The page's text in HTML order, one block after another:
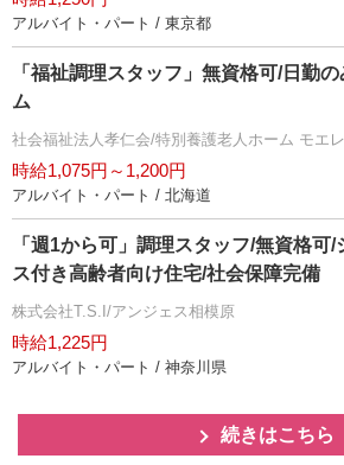
アルバイト・パート / 東京都
「福祉調理スタッフ」無資格可/日勤
ム
社会福祉法人孝仁会/特別養護老人ホーム モエ
時給1,075円～1,200円
アルバイト・パート / 北海道
「週1から可」調理スタッフ/無資格可
ス付き高齢者向け住宅/社会保障完備
株式会社T.S.I/アンジェス相模原
時給1,225円
アルバイト・パート / 神奈川県
続きはこちら